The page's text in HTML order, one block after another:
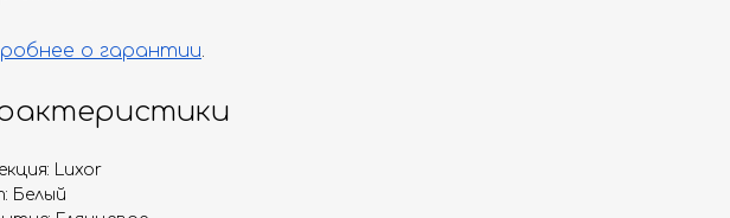
о гарантии.
Luxor
Белый